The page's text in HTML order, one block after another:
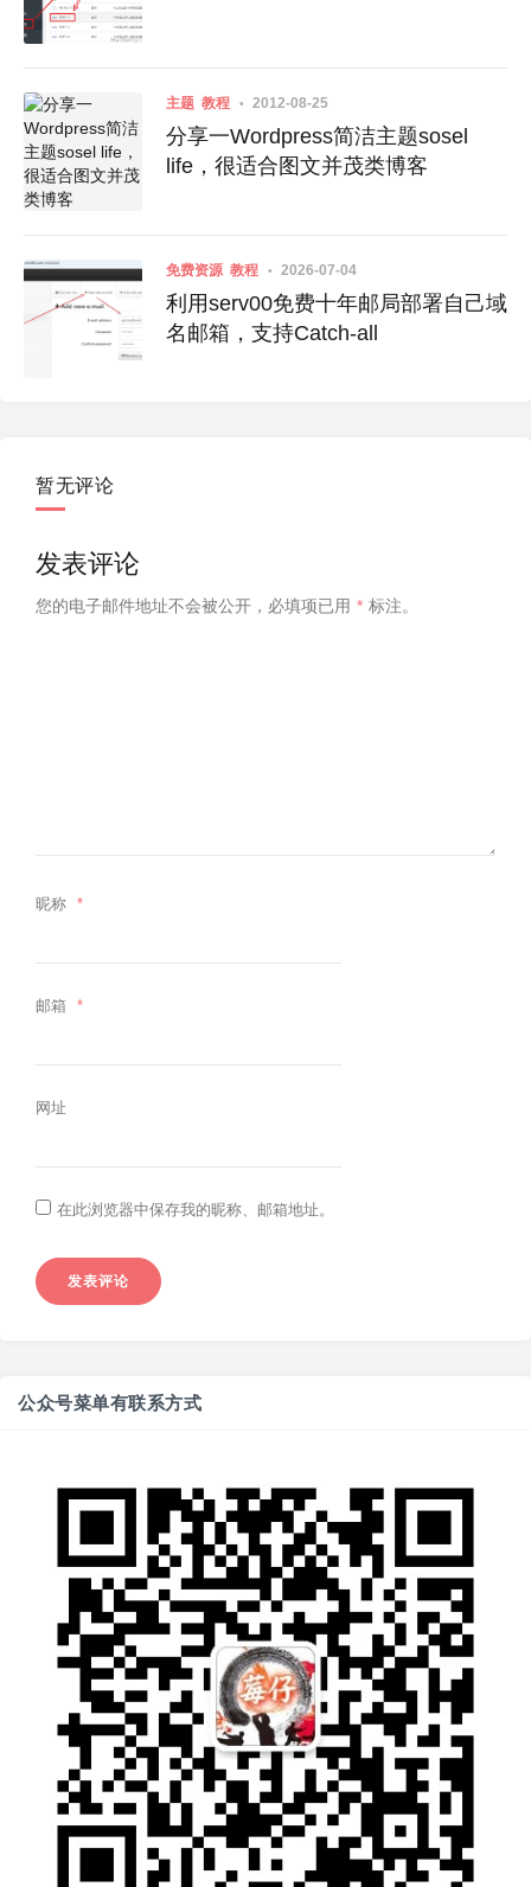
主题 教程 2012-08-25
分享一Wordpress简洁主题sosel
life，很适合图文并茂类博客
免费资源 教程 2026-07-04
利用serv00免费十年邮局部署自己域
名邮箱，支持Catch-all
暂无评论
发表评论
您的电子邮件地址不会被公开， 必填项已用 * 标注。
昵称 *
邮箱 *
网址
在此浏览器中保存我的昵称、邮箱地址。
公众号菜单有联系方式